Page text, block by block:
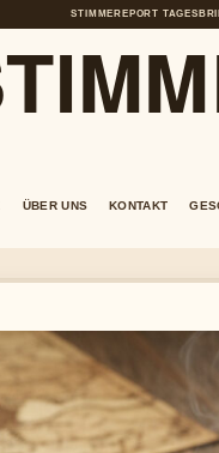
STIMMEREPORT
ÜBER UNS KONTAKT